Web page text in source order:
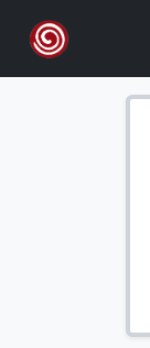
Skip to main content